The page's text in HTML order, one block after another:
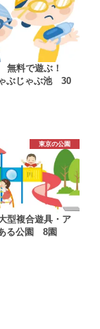
無料で遊ぶ！
ぶじゃぶ池 30
東京の公園
型複合遊具・ア
る公園 8園